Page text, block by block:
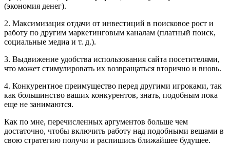
(экономия денег).
2. Максимизация отдачи от инвестиций в поисковое рост и
работу по другим маркетинговым каналам (платный поиск,
социальные медиа и т. д.).
3. Выдвижение удобства использования сайта посетителями,
что может стимулировать их возвращаться вторично и вновь.
4. Конкурентное преимущество перед другими игроками, так
как большинство ваших конкурентов, знать, подобным пока
еще не занимаются.
Как по мне, перечисленных аргументов больше чем
достаточно, чтобы включить работу над подобными вещами в
свою стратегию получи и распишись ближайшее будущее.